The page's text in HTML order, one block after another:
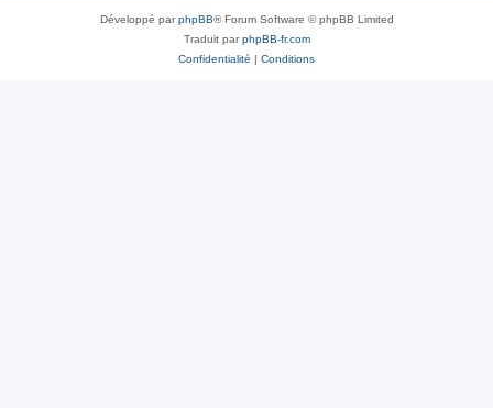
Développé parphpBB® Forum Software © phpBB Limited
Traduit parphpBB-fr.com
Confidentialité | Conditions